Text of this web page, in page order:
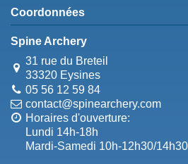
Coordonnées
Spine Archery
31 rue du Breteil
33320 Eysines
05 56 12 59 84
contact@spinearchery.com
Horaires d'ouverture:
Lundi 14h-18h
Mardi-Samedi 10h-12h30/